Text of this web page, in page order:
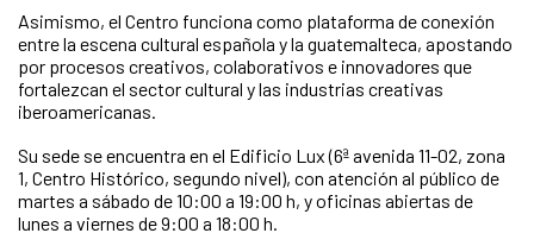
Asimismo, el Centro funciona como plataforma de conexión
entre la escena cultural española y la guatemalteca, apostando
por procesos creativos, colaborativos e innovadores que
fortalezcan el sector cultural y las industrias creativas
iberoamericanas.
Su sede se encuentra en el Edificio Lux (6ª avenida 11-02, zona
1, Centro Histórico, segundo nivel), con atención al público de
martes a sábado de 10:00 a 19:00 h, y oficinas abiertas de
lunes a viernes de 9:00 a 18:00 h.